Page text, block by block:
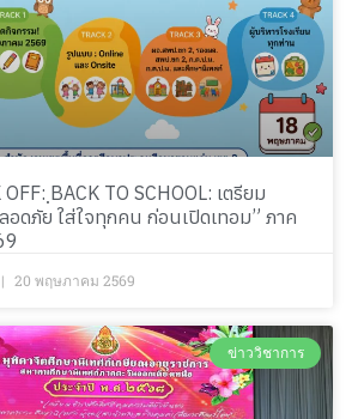
BACK TO SCHOOL: เตรียม
ดภัย ใส่ใจทุกคน ก่อนเปิดเทอม” ภาค
20 พฤษภาคม 2569
ข่าววิชาการ